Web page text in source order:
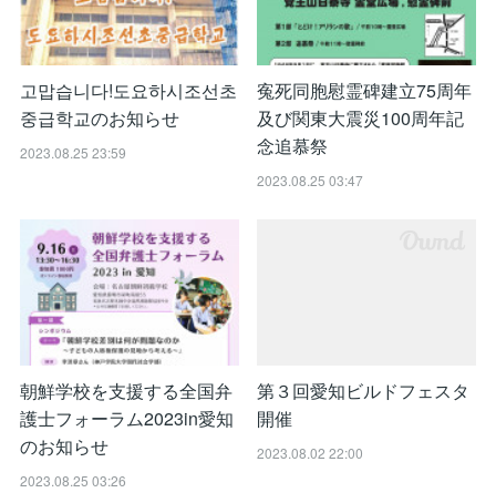
고맙습니다!도요하시조선초
중급학교のお知らせ
2023.08.25 23:59
寃死同胞慰霊碑建立75周年
及び関東大震災100周年記
念追慕祭
2023.08.25 03:47
朝鮮学校を支援する全国弁
護士フォーラム2023in愛知
のお知らせ
2023.08.25 03:26
第３回愛知ビルドフェスタ
開催
2023.08.02 22:00